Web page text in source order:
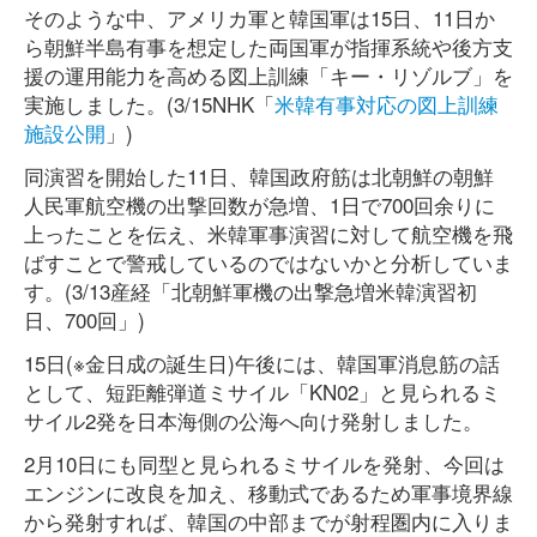
そのような中、アメリカ軍と韓国軍は15日、11日か
ら朝鮮半島有事を想定した両国軍が指揮系統や後方支
援の運用能力を高める図上訓練「キー・リゾルブ」を
実施しました。(3/15NHK「米韓有事対応の図上訓練
施設公開 」)
同演習を開始した11日、韓国政府筋は北朝鮮の朝鮮
人民軍航空機の出撃回数が急増、1日で700回余りに
上ったことを伝え、米韓軍事演習に対して航空機を飛
ばすことで警戒しているのではないかと分析していま
す。(3/13産経「北朝鮮軍機の出撃急増米韓演習初
日、700回」)
15日(※金日成の誕生日)午後には、韓国軍消息筋の話
として、短距離弾道ミサイル「KN02」と見られるミ
サイル2発を日本海側の公海へ向け発射しました。
2月10日にも同型と見られるミサイルを発射、今回は
エンジンに改良を加え、移動式であるため軍事境界線
から発射すれば、韓国の中部までが射程圏内に入りま